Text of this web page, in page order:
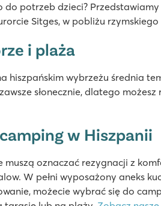
do potrzeb dzieci? Przedstawiamy
Sitges, w pobliżu
i plaża
hiszpańskim wybrzeżu średnia
słonecznie, dlatego
w Hiszpanii
oznaczać rezygnacji z
W pełni wyposażony aneks
możecie wybrać się do